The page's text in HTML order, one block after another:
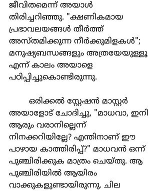
ജീവിതമെന്ന് അയാൾ
തിരിച്ചറിഞ്ഞു. "ക്ഷണികമായ
പ്രഭാവലയങ്ങൾ തീർത്ത്
അസ്തമിക്കുന്ന നീർക്കുമിളകൾ";
മനുഷ്യബന്ധങ്ങളും അത്രയേയുള്ളൂ
എന്ന് കാലം അയാളെ
പഠിപ്പിച്ചുകൊണ്ടിരുന്നു.
അയാളോട് ചോദിച്ചു, "മാധവാ, ഇനി
ആരും വരാനില്ലെന്ന്
നിനക്കറിയില്ലേ? എന്തിനാണ് ഈ
പാഴായ കാത്തിരിപ്പ്?" മാധവൻ ഒന്ന്
പുഞ്ചിരിക്കുക മാത്രം ചെയ്തു. ആ
പുഞ്ചിരിയിൽ ആയിരം
വാക്കുകളുണ്ടായിരുന്നു. ചില